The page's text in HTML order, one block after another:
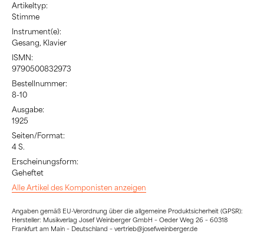
Artikeltyp:
Stimme
Instrument(e):
Gesang, Klavier
ISMN:
9790500832973
Bestellnummer:
8-10
Ausgabe:
1925
Seiten/Format:
4 S.
Erscheinungsform:
Geheftet
Alle Artikel des Komponisten anzeigen
Angaben gemäß EU-Verordnung über die allgemeine Produktsicherheit (GPSR):
Hersteller: Musikverlag Josef Weinberger GmbH – Oeder Weg 26 – 60318
Frankfurt am Main – Deutschland – vertrieb@josefweinberger.de